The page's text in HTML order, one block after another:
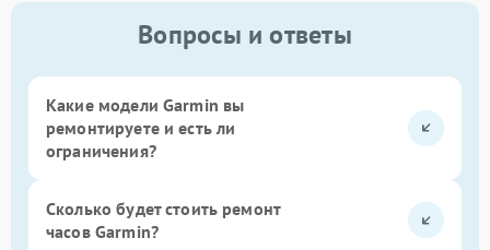
Вопросы и ответы
Какие модели Garmin вы
ремонтируете и есть ли
ограничения?
Сколько будет стоить ремонт
часов Garmin?